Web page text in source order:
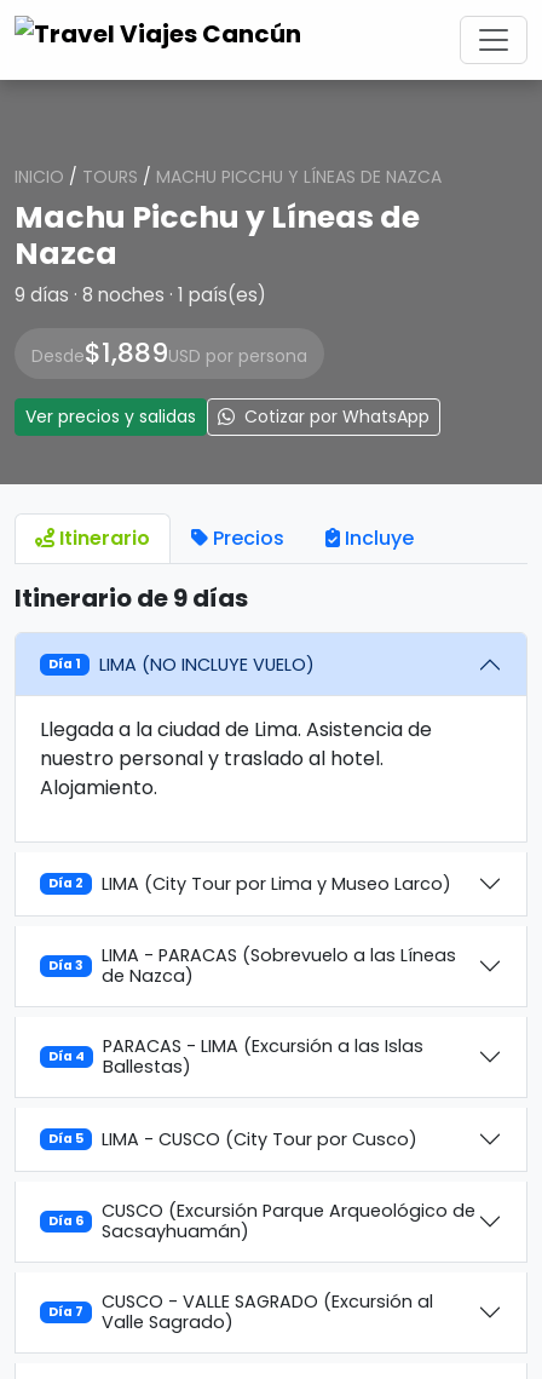
INICIO / TOURS / MACHU PICCHU Y LÍNEAS DE NAZCA
Machu Picchu y Líneas de
Nazca
9 días · 8 noches · 1 país(es)
Desde$1,889USD por persona
Ver precios y salidas Cotizar por WhatsApp
Itinerario Precios Incluye
Itinerario de 9 días
Día 1 LIMA (NO INCLUYE VUELO)
Llegada a la ciudad de Lima. Asistencia de
nuestro personal y traslado al hotel.
Alojamiento.
Día 2 LIMA (City Tour por Lima y Museo Larco)
Día 3
LIMA - PARACAS (Sobrevuelo a las Líneas
de Nazca)
Día 4
PARACAS - LIMA (Excursión a las Islas
Ballestas)
Día 5 LIMA - CUSCO (City Tour por Cusco)
Día 6
CUSCO (Excursión Parque Arqueológico de
Sacsayhuamán)
Día 7
CUSCO - VALLE SAGRADO (Excursión al
Valle Sagrado)